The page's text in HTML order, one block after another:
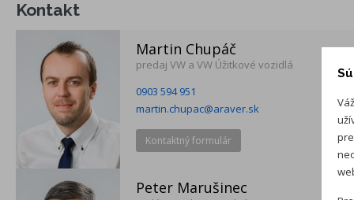
LED predné svetlomety, LED denné svetlá
Príplatková výbava
LED svetlomety Plus - LED adaptívne predné svetlomety s
automatickým natáčaním do zákruty - Predné svetlá do
zlého počasia - LED osvetlenie mriežky chladiča - 3D LED
zadné svetlá Balík Komfort - Bezkľúčové otváranie Keyless
Kontakt
Martin Chupáč
predaj VW a VW Úžitkové vozidlá
0903 594 951
martin.chupac@araver.sk
Kontaktný formulár
Peter Marušinec